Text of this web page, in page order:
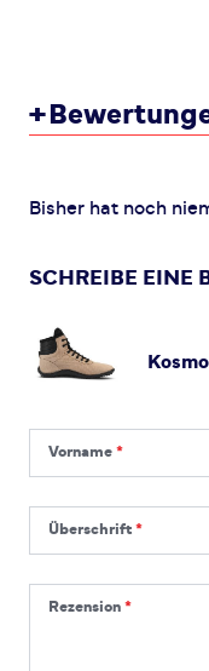
+
Bisher hat noch
SCHREIBE EINE
Kosmo
Vorname
Vorname
Überschrift
Überschrift
Rezension
Rezension